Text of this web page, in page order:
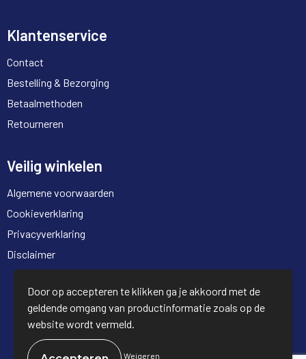
Klantenservice
Contact
Bestelling & Bezorging
Betaalmethoden
Retourneren
Veilig winkelen
Algemene voorwaarden
Cookieverklaring
Privacyverklaring
Disclaimer
© Copyright Full Trading 2026
Door op accepteren te klikken ga je akkoord met de
geldende omgang van productinformatie zoals op de
website wordt vermeld.
Weigeren